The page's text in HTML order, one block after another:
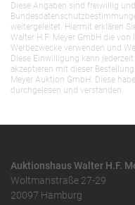
Diese Angaben sind freiwillig
weitergeleitet. Hiermit erklären
Walter H.F. Meyer GmbH die
Werbezwecke verwenden und
Diese Einwilligung kann
akzeptieren mit dieser
Meyer Auktion GmbH. Diese
durchgelesen und verstanden.
Auktionshaus Walter H.F.
Woltmanstraße 27-29
20097 Hamburg